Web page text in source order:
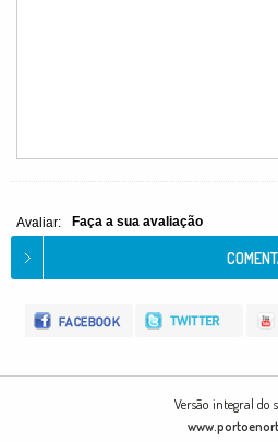
Avaliar: Faça a sua avaliação
Versão integral do